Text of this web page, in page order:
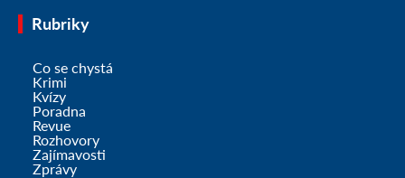
Rubriky
Co se chystá
Krimi
Kvízy
Poradna
Revue
Rozhovory
Zajímavosti
Zprávy